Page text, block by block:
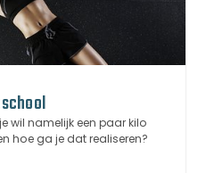
wil namelijk een paar kilo
hoe ga je dat realiseren?